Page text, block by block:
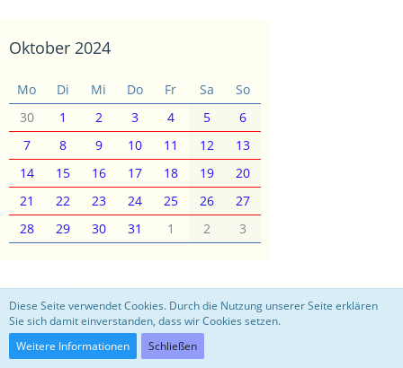
Oktober 2024
Mo Di Mi Do Fr Sa
So
30
1 2 3 4 5
6
7
8 9 10 11 12
13
14
15 16 17 18 19
20
21
22 23 24 25 26
27
28
29 30 31 1 2 3
motoblog
Community-Software:
Diese Seite verwendet Cookies. Durch die Nutzung unserer Seite erklären
Sie sich damit einverstanden, dass wir Cookies setzen.
Weitere Informationen
Schließen